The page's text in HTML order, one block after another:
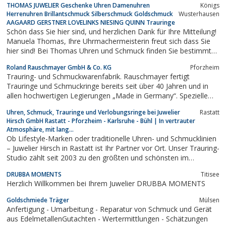
THOMAS JUWELIER Geschenke Uhren Damenuhren
Herrenuhren Brillantschmuck Silberschmuck Goldschmuck
AAGAARD GERSTNER LOVELINKS NIESING QUINN Trauringe
Königs
Wusterhausen
Schön dass Sie hier sind, und herzlichen Dank für Ihre Mitteilung!
Manuela Thomas, Ihre Uhrmachermeisterin freut sich dass Sie
hier sind! Bei Thomas Uhren und Schmuck finden Sie bestimmt
Roland Rauschmayer GmbH & Co. KG Pforzheim
Trauring- und Schmuckwarenfabrik. Rauschmayer fertigt
Trauringe und Schmuckringe bereits seit über 40 Jahren und in
allen hochwertigen Legierungen „Made in Germany“. Spezielle
Firma Star Creations International, die Tochterfirma von
Rauschmayer aus Hong Kong...
Uhren, Schmuck, Trauringe und Verlobungsringe bei Juwelier
Hirsch GmbH Rastatt - Pforzheim - Karlsruhe - Bühl | In vertrauter
Atmosphäre, mit lang...
Rastatt
Ob Lifestyle-Marken oder traditionelle Uhren- und Schmucklinien
– Juwelier Hirsch in Rastatt ist Ihr Partner vor Ort. Unser Trauring-
Studio zählt seit 2003 zu den größten und schönsten im
DRUBBA MOMENTS Titisee
Herzlich Willkommen bei Ihrem Juwelier DRUBBA MOMENTS
Goldschmiede Träger Mülsen
Anfertigung - Umarbeitung - Reparatur von Schmuck und Gerät
aus EdelmetallenGutachten - Wertermittlungen - Schätzungen